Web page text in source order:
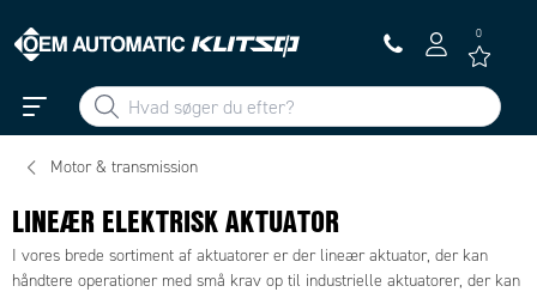
0
Motor & transmission
LINEÆR ELEKTRISK AKTUATOR
I vores brede sortiment af aktuatorer er der lineær aktuator, der kan
håndtere operationer med små krav op til industrielle aktuatorer, der kan